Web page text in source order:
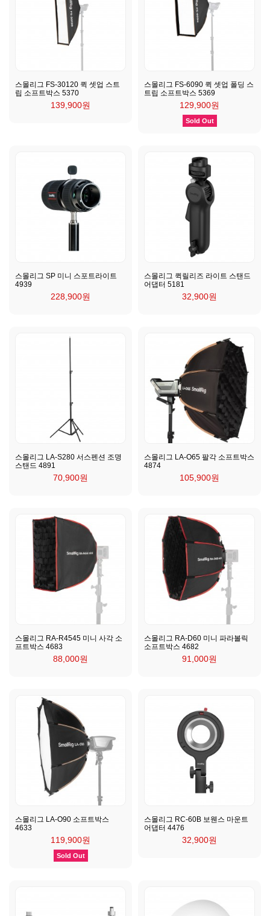
스몰리그 FS-30120 퀵 셋업 스트
립 소프트박스 5370
139,900원
스몰리그 FS-6090 퀵 셋업 폴딩 스
트립 소프트박스 5369
129,900원
Sold Out
스몰리그 SP 미니 스포트라이트
4939
228,900원
스몰리그 퀵릴리즈 라이트 스탠드
어댑터 5181
32,900원
스몰리그 LA-S280 서스펜션 조명
스탠드 4891
70,900원
스몰리그 LA-O65 팔각 소프트박스
4874
105,900원
스몰리그 RA-R4545 미니 사각 소
프트박스 4683
88,000원
스몰리그 RA-D60 미니 파라볼릭
소프트박스 4682
91,000원
스몰리그 LA-O90 소프트박스
4633
119,900원
Sold Out
스몰리그 RC-60B 보웬스 마운트
어댑터 4476
32,900원